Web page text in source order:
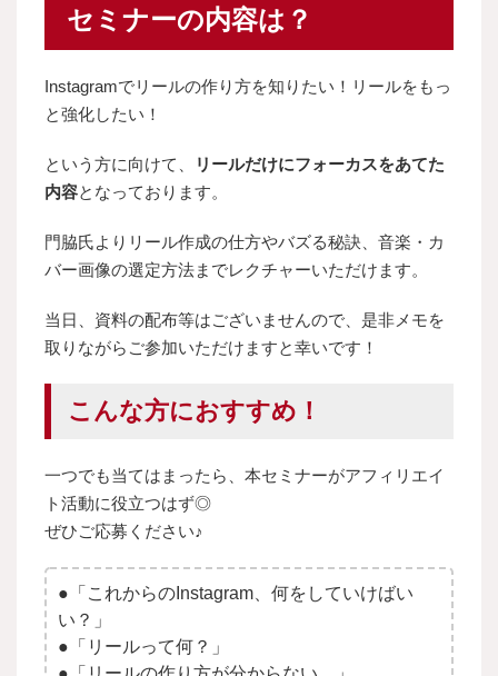
セミナーの内容は？
Instagramでリールの作り方を知りたい！リールをもっ
と強化したい！
という方に向けて、
リールだけにフォーカスをあてた
内容となっております。
門脇氏よりリール作成の仕方やバズる秘訣、音楽・カ
バー画像の選定方法までレクチャーいただけます。
当日、資料の配布等はございませんので、 是非メモを
取りながらご参加いただけますと幸いです！
こんな方におすすめ！
一つでも当てはまったら、本セミナーがアフィリエイ
ト活動に役立つはず◎
ぜひご応募ください♪
●「これからのInstagram、何をしていけばい
い？」
●「リールって何？」